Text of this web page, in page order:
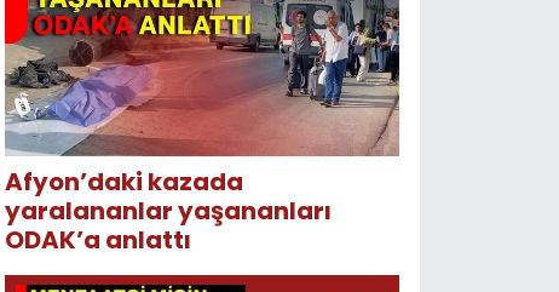
Afyon’daki kazada
yaralananlar yaşananları
ODAK’a anlattı